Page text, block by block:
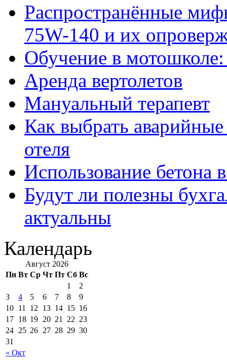
Распространённые
75W-140 и их
Обучение в
Аренда вертолетов
Мануальный терапевт
Как выбрать
отеля
Использование бетона
Будут ли полезны
актуальны
Календарь
Август 2026
Пн Вт Ср Чт Пт Сб Вс
« Окт
1
2
3
4 5 6 7 8
9
10 11 12 13 14 15 16
17 18 19 20 21 22 23
24 25 26 27 28 29 30
31